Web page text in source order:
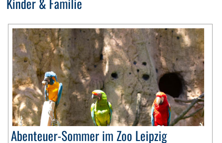
Abenteuer-Sommer im Zoo Leipzig